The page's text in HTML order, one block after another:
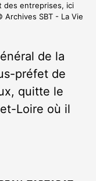
des entreprises, ici
SBT - La Vie
de la
préfet de
quitte le
Loire où il